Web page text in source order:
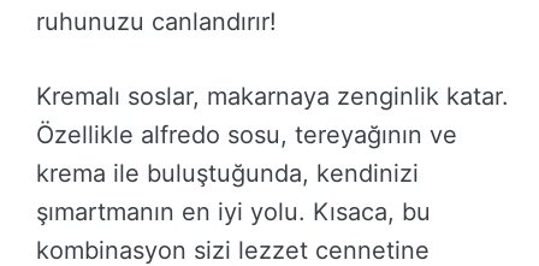
ruhunuzu canlandırır!
Kremalı soslar, makarnaya zenginlik katar.
Özellikle alfredo sosu, tereyağının ve
krema ile buluştuğunda, kendinizi
şımartmanın en iyi yolu. Kısaca, bu
kombinasyon sizi lezzet cennetine